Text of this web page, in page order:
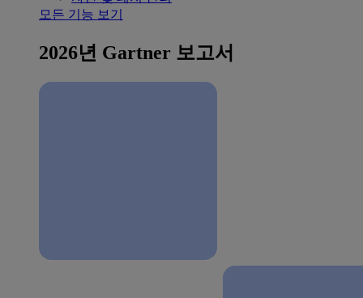
모든 기능 보기
2026년 Gartner 보고서